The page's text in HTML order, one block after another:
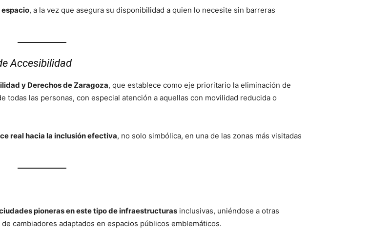
espacio, a la vez que asegura su disponibilidad a quien lo necesite sin barreras
Accesibilidad
y Derechos de Zaragoza, que establece como eje prioritario la eliminación de
las personas, con especial atención a aquellas con movilidad reducida o
real hacia la inclusión efectiva, no solo simbólica, en una de las zonas más visitadas
pioneras en este tipo de infraestructuras inclusivas, uniéndose a otras
cambiadores adaptados en espacios públicos emblemáticos.